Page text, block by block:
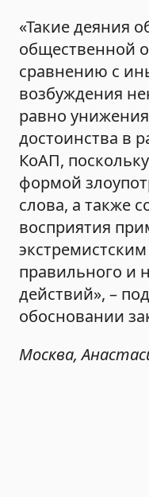
«Такие деяния
общественной
сравнению с
возбуждения
равно
достоинства в
КоАП,
формой
слова, а также
восприятия
правильного и
действий», –
обосновании
Москва,